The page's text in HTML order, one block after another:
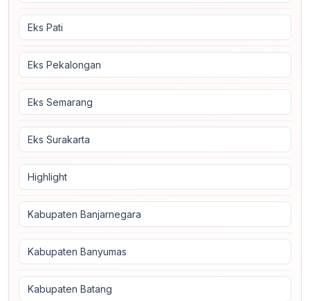
Eks Pati
Eks Pekalongan
Eks Semarang
Eks Surakarta
Highlight
Kabupaten Banjarnegara
Kabupaten Banyumas
Kabupaten Batang